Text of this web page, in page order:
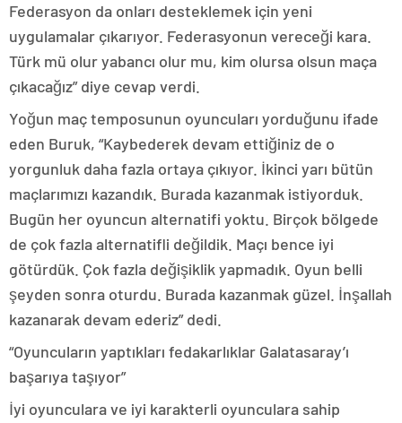
Federasyon da onları desteklemek için yeni
uygulamalar çıkarıyor. Federasyonun vereceği kara.
Türk mü olur yabancı olur mu, kim olursa olsun maça
çıkacağız” diye cevap verdi.
Yoğun maç temposunun oyuncuları yorduğunu ifade
eden Buruk, “Kaybederek devam ettiğiniz de o
yorgunluk daha fazla ortaya çıkıyor. İkinci yarı bütün
maçlarımızı kazandık. Burada kazanmak istiyorduk.
Bugün her oyuncun alternatifi yoktu. Birçok bölgede
de çok fazla alternatifli değildik. Maçı bence iyi
götürdük. Çok fazla değişiklik yapmadık. Oyun belli
şeyden sonra oturdu. Burada kazanmak güzel. İnşallah
kazanarak devam ederiz” dedi.
“Oyuncuların yaptıkları fedakarlıklar Galatasaray’ı
başarıya taşıyor”
İyi oyunculara ve iyi karakterli oyunculara sahip